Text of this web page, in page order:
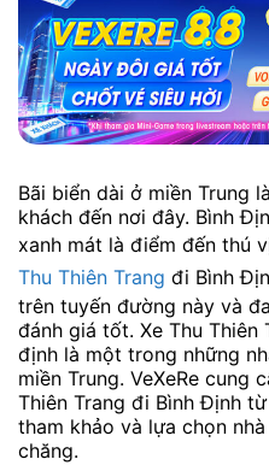
Bãi biển dài ở miền Trung
khách đến nơi đây. Bình
xanh mát là điểm đến thú
Thu Thiên Trang đi Bình
trên tuyến đường này và
đánh giá tốt. Xe Thu Thiên
định là một trong những
miền Trung. VeXeRe cung
Thiên Trang đi Bình Định
tham khảo và lựa chọn
chăng.